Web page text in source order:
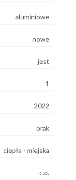
aluminiowe
nowe
jest
1
2022
brak
ciepła - miejska
c.o.